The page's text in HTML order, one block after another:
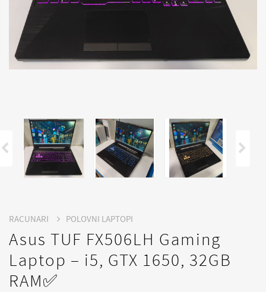
RACUNARI POLOVNI LAPTOPI
Asus TUF FX506LH Gaming
Laptop – i5, GTX 1650, 32GB
RAM✅